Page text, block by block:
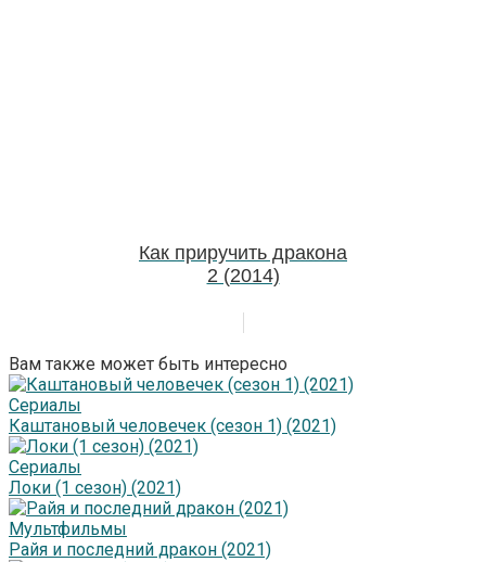
Как приручить дракона
2 (2014)
Вам также может быть интересно
Сериалы
Каштановый человечек (сезон 1) (2021)
Сериалы
Локи (1 сезон) (2021)
Мультфильмы
Райя и последний дракон (2021)